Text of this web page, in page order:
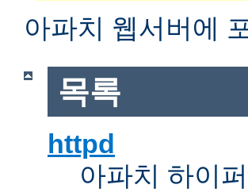
아파치 웹서버에
목록
httpd
아파치 하이